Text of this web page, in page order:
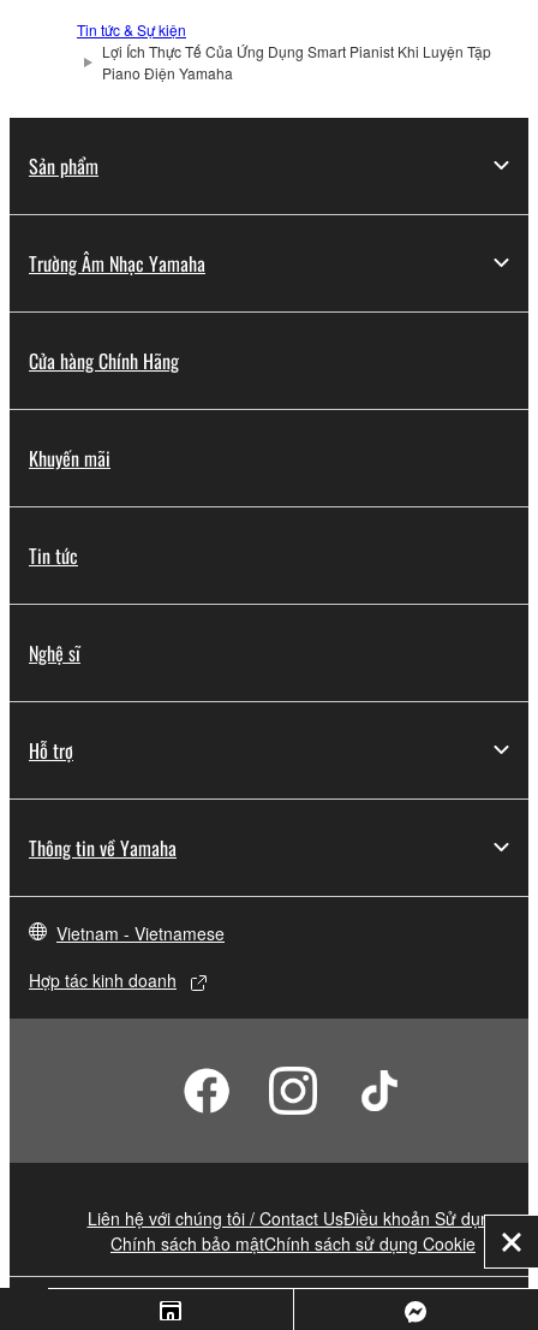
Tin tức & Sự kiện
Lợi Ích Thực Tế Của Ứng Dụng Smart Pianist Khi Luyện Tập
Piano Điện Yamaha
Sản phẩm
Trường Âm Nhạc Yamaha
Cửa hàng Chính Hãng
Khuyến mãi
Tin tức
Nghệ sĩ
Hỗ trợ
Thông tin về Yamaha
Vietnam - Vietnamese
Hợp tác kinh doanh
Liên hệ với chúng tôi / Contact UsĐiều khoản Sử dụng
Chính sách bảo mậtChính sách sử dụng Cookie